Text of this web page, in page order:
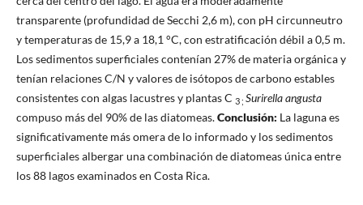
transparente (profundidad de Secchi 2,6 m), con pH circunneutro
y temperaturas de 15,9 a 18,1 °C, con estratificación débil a 0,5 m.
Los sedimentos superficiales contenían 27% de materia orgánica y
tenían relaciones C/N y valores de isótopos de carbono estables
consistentes con algas lacustres y plantas C 3 ; Surirella angusta
compuso más del 90% de las diatomeas.Conclusión: La laguna es
significativamente más omera de lo informado y los sedimentos
superficiales albergar una combinación de diatomeas única entre
los 88 lagos examinados en Costa Rica.